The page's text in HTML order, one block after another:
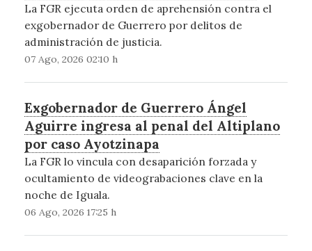
La FGR ejecuta orden de aprehensión contra el
exgobernador de Guerrero por delitos de
administración de justicia.
07 Ago, 2026 02:10 h
Exgobernador de Guerrero Ángel
Aguirre ingresa al penal del Altiplano
por caso Ayotzinapa
La FGR lo vincula con desaparición forzada y
ocultamiento de videograbaciones clave en la
noche de Iguala.
06 Ago, 2026 17:25 h